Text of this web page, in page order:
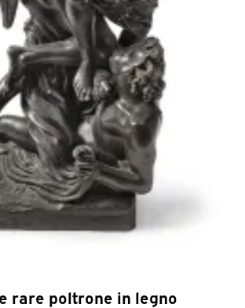
rare poltrone in legno